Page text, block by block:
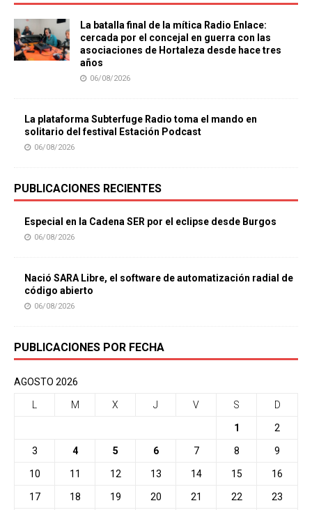
La batalla final de la mítica Radio Enlace:
cercada por el concejal en guerra con las
asociaciones de Hortaleza desde hace tres
años
06/08/2026
La plataforma Subterfuge Radio toma el mando en
solitario del festival Estación Podcast
06/08/2026
PUBLICACIONES RECIENTES
Especial en la Cadena SER por el eclipse desde Burgos
06/08/2026
Nació SARA Libre, el software de automatización radial de
código abierto
06/08/2026
PUBLICACIONES POR FECHA
AGOSTO 2026
M X J V S D
1 2
3 4 5 6 7 8 9
10 11 12 13 14 15 16
17 18 19 20 21 22 23